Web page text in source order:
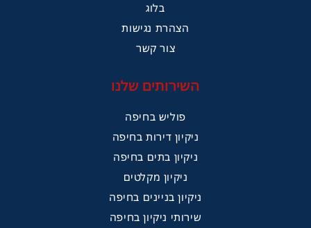
בלוג
הצהרת נגישות
צור קשר
השירותים שלנו
פוליש בחיפה
ניקיון דירות בחיפה
ניקיון בתים בחיפה
ניקיון מקלטים
ניקיון בניינים בחיפה
שירותי ניקיון בחיפה